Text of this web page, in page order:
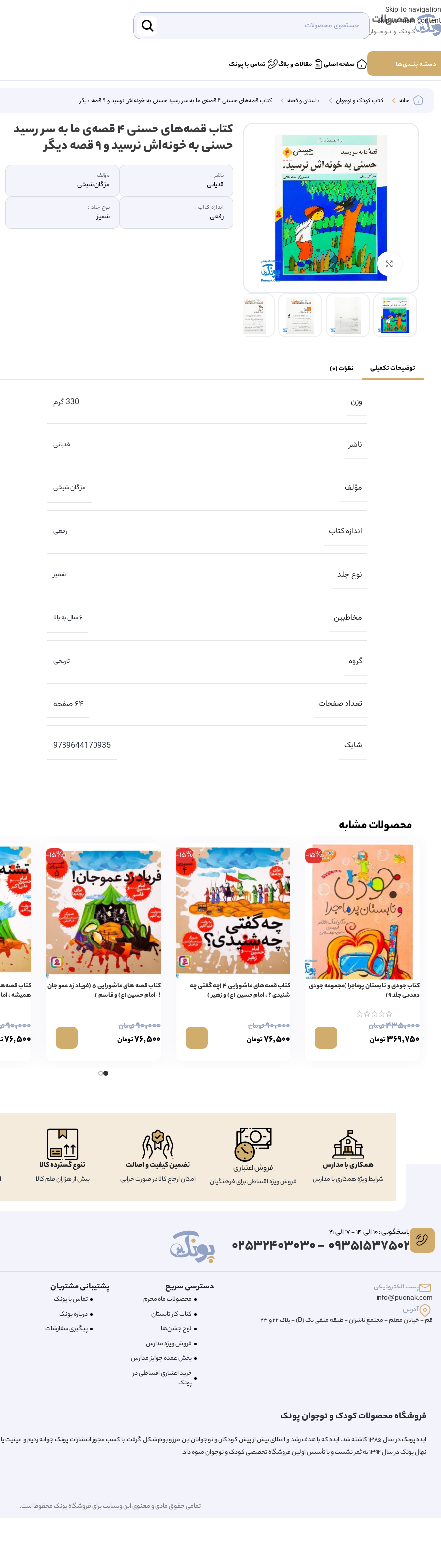
Skip to navigation
Skip to main content
محصولات
کـودک و نـوجــوان
دستــه بنـــدی‌ها صفحه اصلی مقالات و بلاگ تماس با پونک
خانه کتاب کودک و نوجوان داستان و قصه کتاب قصه‌های حسنی ۴ قصه‌ی ما به سر رسید حسنی به خونه‌اش نرسید و ۹ قصه دیگر
بزرگنمایی تصویر
کتاب قصه‌های حسنی ۴ قصه‌ی ما به سر رسید
حسنی به خونه‌اش نرسید و ۹ قصه دیگر
ناشر :
قدیانی
مؤلف :
مژگان شیخی
اندازه کتاب :
رقعی
نوع جلد :
شمیز
توضیحات تکمیلی نظرات (0)
وزن 330 گرم
ناشر قدیانی
مؤلف مژگان شیخی
اندازه کتاب رقعی
نوع جلد شمیز
مخاطبین 6 سال به بالا
گروه تاریخی
تعداد صفحات ۶۴ صفحه
شابک 9789644170935
محصولات مشابه
-15%
کتاب جودی و تابستان پرماجرا (مجموعه جودی
دمدمی جلد ۹)
۴۳۵,۰۰۰تومان
۳۶۹,۷۵۰تومان
-15%
کتاب قصه‌های عاشورایی ۴ (چه گفتی چه
شنیدی ؟ ، امام حسین (ع) و زهیر )
۹۰,۰۰۰تومان
۷۶,۵۰۰تومان
-15%
کتاب قصه های عاشورایی ۵ (فریاد زد عمو جان
! ، امام حسین (ع) و قاسم )
۹۰,۰۰۰تومان
۷۶,۵۰۰تومان
همیشه ،
۹۰,۰۰۰
۷۶,۵۰۰
همکاری با مدارس
شرایط ویژه همکاری با مدارس
فروش اعتباری
فروش ویژه اقساطی برای فرهنگیان
تضمین کیفیت و اصالت
امکان ارجاع کالا در صورت خرابی
تنوع گسترده کالا
بیش از هزاران قلم کالا
پاسخگویی : 10 الی 14 - 17 الی 21
09351537502 - 02532403030
پست الکترونیکی
info@puonak.com
آدرس
قم - خیابان معلم - مجتمع ناشران - طبقه منفی یک (B) - پلاک 22 و 23
دسترسی سریع
محصولات ماه محرم
کتاب کار تابستان
لوح جشن‌ها
فروش ویژه مدارس
پخش عمده جوایز مدارس
خرید اعتباری اقساطی در
پونک
پشتیبانی مشتریان
تماس با پونک
درباره‌ پونک
پیگیری سفارشات
فروشگاه محصولات کودک و نوجوان پونک
ایده پونک در سال ۱۳۸۵ کاشته شد. ایده که با هدف رشد و اعتلای بیش از پیش کودکان و نوجوانان این مرز و بوم شکل گرفت. با کسب مجوز انتشارات پونک جوانه زدیم و عینیت
نهال پونک در سال ۱۳۹۲ به ثمر نشست و با تأسیس اولین فروشگاه تخصصی کودک و نوجوان میوه داد.
تمامی حقوق مادی و معنوی این وبسایت برای فروشگاه پونک محفوظ است.